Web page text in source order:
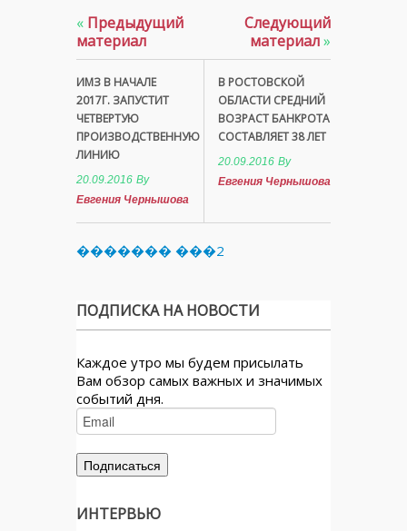
« Предыдущий
материал
ИМЗ В НАЧАЛЕ
2017Г. ЗАПУСТИТ
ЧЕТВЕРТУЮ
ПРОИЗВОДСТВЕННУЮ
ЛИНИЮ
20.09.2016 By
Евгения Чернышова
Следующий
материал»
В РОСТОВСКОЙ
ОБЛАСТИ СРЕДНИЙ
ВОЗРАСТ БАНКРОТА
СОСТАВЛЯЕТ 38 ЛЕТ
20.09.2016 By
Евгения Чернышова
������� ���2
ПОДПИСКА НА НОВОСТИ
Каждое утро мы будем присылать
Вам обзор самых важных и значимых
событий дня.
ИНТЕРВЬЮ